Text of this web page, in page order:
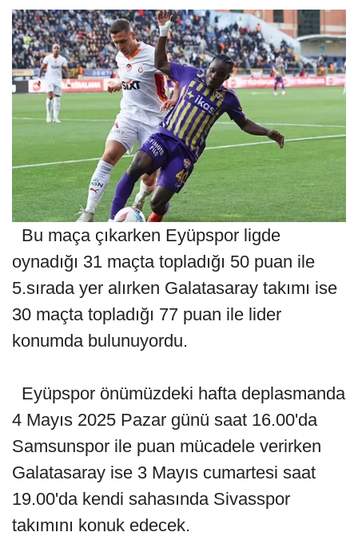
Bu maça çıkarken Eyüpspor ligde
oynadığı 31 maçta topladığı 50 puan ile
5.sırada yer alırken Galatasaray takımı ise
30 maçta topladığı 77 puan ile lider
konumda bulunuyordu.
Eyüpspor önümüzdeki hafta deplasmanda
4 Mayıs 2025 Pazar günü saat 16.00'da
Samsunspor ile puan mücadele verirken
Galatasaray ise 3 Mayıs cumartesi saat
19.00'da kendi sahasında Sivasspor
takımını konuk edecek.